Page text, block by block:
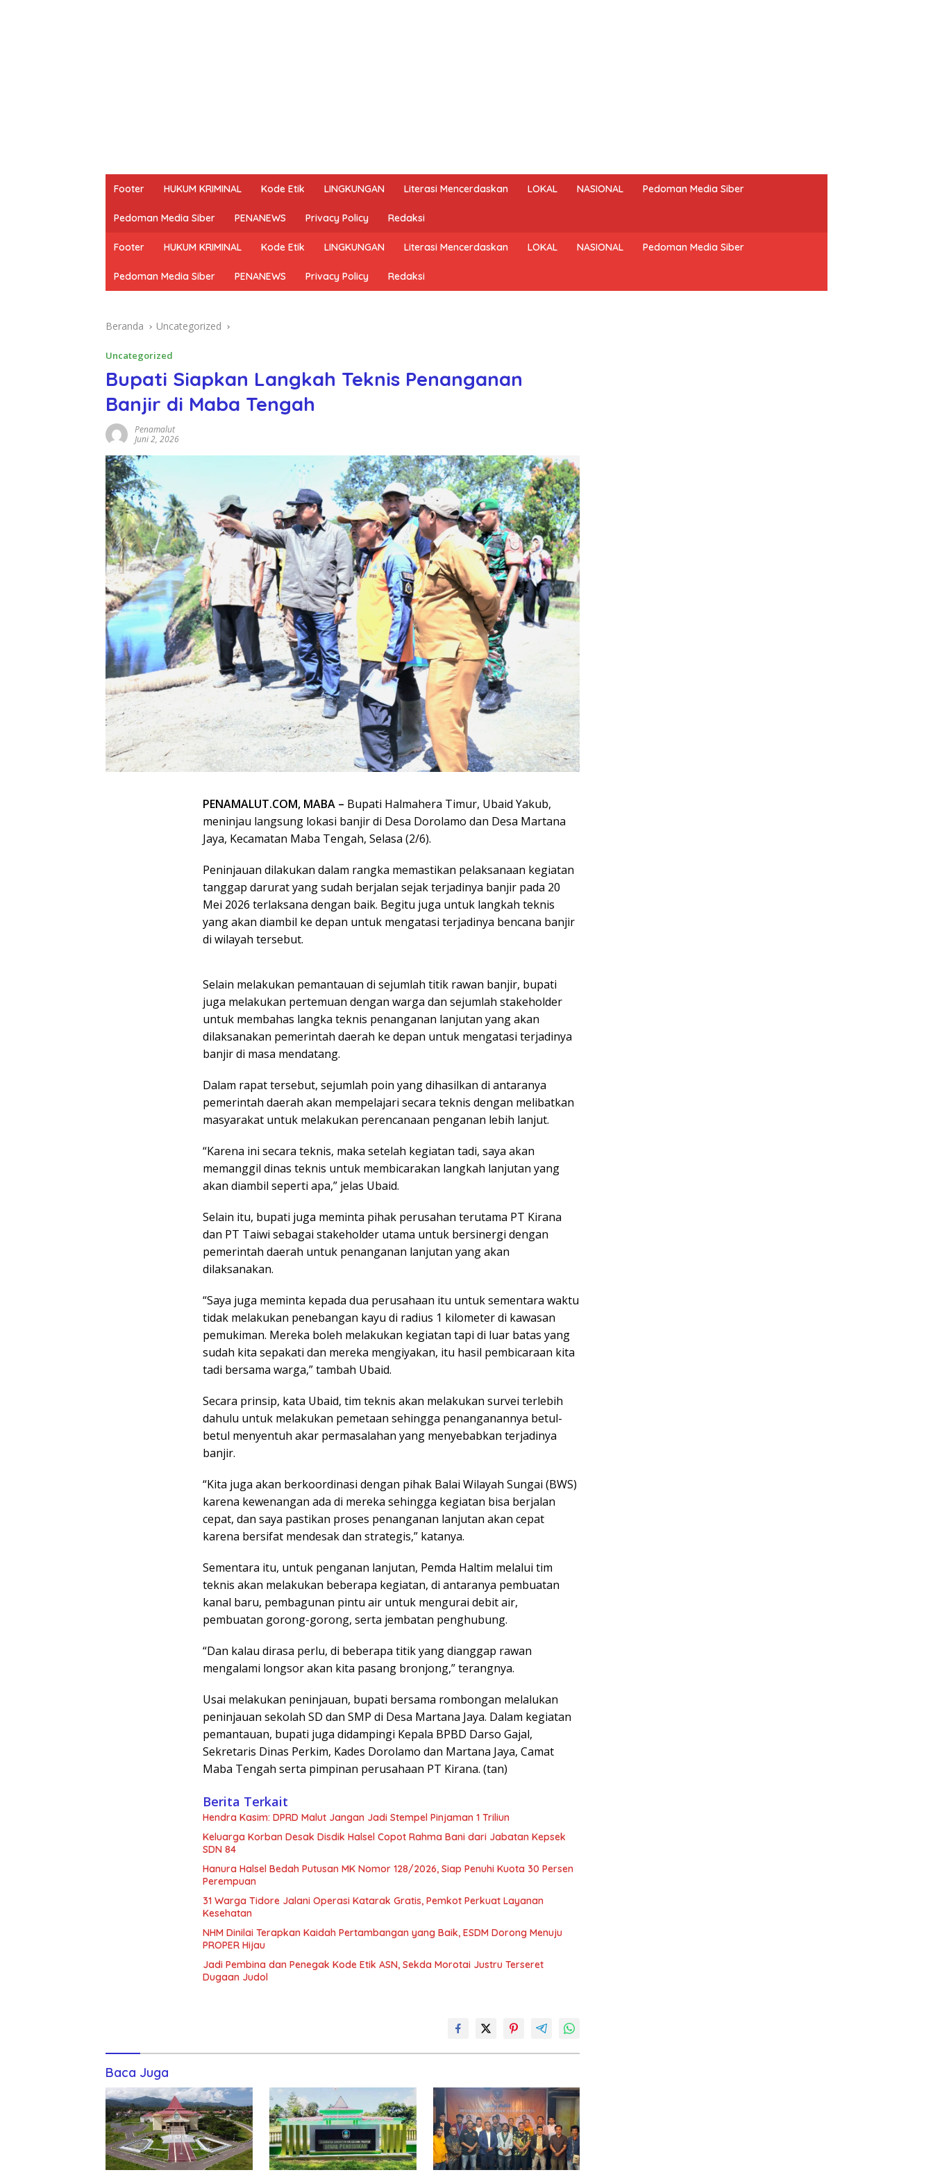
Footer HUKUM KRIMINAL Kode Etik LINGKUNGAN Literasi Mencerdaskan LOKAL NASIONAL Pedoman Media Siber
Pedoman Media Siber PENANEWS Privacy Policy Redaksi
Footer HUKUM KRIMINAL Kode Etik LINGKUNGAN Literasi Mencerdaskan LOKAL NASIONAL Pedoman Media Siber
Pedoman Media Siber PENANEWS Privacy Policy Redaksi
Beranda Uncategorized
Uncategorized
Bupati Siapkan Langkah Teknis Penanganan
Banjir di Maba Tengah
Penamalut
Juni 2, 2026
PENAMALUT.COM, MABA – Bupati Halmahera Timur, Ubaid Yakub,
meninjau langsung lokasi banjir di Desa Dorolamo dan Desa Martana
Jaya, Kecamatan Maba Tengah, Selasa (2/6).
Peninjauan dilakukan dalam rangka memastikan pelaksanaan kegiatan
tanggap darurat yang sudah berjalan sejak terjadinya banjir pada 20
Mei 2026 terlaksana dengan baik. Begitu juga untuk langkah teknis
yang akan diambil ke depan untuk mengatasi terjadinya bencana banjir
di wilayah tersebut.
Selain melakukan pemantauan di sejumlah titik rawan banjir, bupati
juga melakukan pertemuan dengan warga dan sejumlah stakeholder
untuk membahas langka teknis penanganan lanjutan yang akan
dilaksanakan pemerintah daerah ke depan untuk mengatasi terjadinya
banjir di masa mendatang.
Dalam rapat tersebut, sejumlah poin yang dihasilkan di antaranya
pemerintah daerah akan mempelajari secara teknis dengan melibatkan
masyarakat untuk melakukan perencanaan penganan lebih lanjut.
“Karena ini secara teknis, maka setelah kegiatan tadi, saya akan
memanggil dinas teknis untuk membicarakan langkah lanjutan yang
akan diambil seperti apa,” jelas Ubaid.
Selain itu, bupati juga meminta pihak perusahan terutama PT Kirana
dan PT Taiwi sebagai stakeholder utama untuk bersinergi dengan
pemerintah daerah untuk penanganan lanjutan yang akan
dilaksanakan.
“Saya juga meminta kepada dua perusahaan itu untuk sementara waktu
tidak melakukan penebangan kayu di radius 1 kilometer di kawasan
pemukiman. Mereka boleh melakukan kegiatan tapi di luar batas yang
sudah kita sepakati dan mereka mengiyakan, itu hasil pembicaraan kita
tadi bersama warga,” tambah Ubaid.
Secara prinsip, kata Ubaid, tim teknis akan melakukan survei terlebih
dahulu untuk melakukan pemetaan sehingga penanganannya betul-
betul menyentuh akar permasalahan yang menyebabkan terjadinya
banjir.
“Kita juga akan berkoordinasi dengan pihak Balai Wilayah Sungai (BWS)
karena kewenangan ada di mereka sehingga kegiatan bisa berjalan
cepat, dan saya pastikan proses penanganan lanjutan akan cepat
karena bersifat mendesak dan strategis,” katanya.
Sementara itu, untuk penganan lanjutan, Pemda Haltim melalui tim
teknis akan melakukan beberapa kegiatan, di antaranya pembuatan
kanal baru, pembagunan pintu air untuk mengurai debit air,
pembuatan gorong-gorong, serta jembatan penghubung.
“Dan kalau dirasa perlu, di beberapa titik yang dianggap rawan
mengalami longsor akan kita pasang bronjong,” terangnya.
Usai melakukan peninjauan, bupati bersama rombongan melalukan
peninjauan sekolah SD dan SMP di Desa Martana Jaya. Dalam kegiatan
pemantauan, bupati juga didampingi Kepala BPBD Darso Gajal,
Sekretaris Dinas Perkim, Kades Dorolamo dan Martana Jaya, Camat
Maba Tengah serta pimpinan perusahaan PT Kirana. (tan)
Berita Terkait
Hendra Kasim: DPRD Malut Jangan Jadi Stempel Pinjaman 1 Triliun
Keluarga Korban Desak Disdik Halsel Copot Rahma Bani dari Jabatan Kepsek
SDN 84
Hanura Halsel Bedah Putusan MK Nomor 128/2026, Siap Penuhi Kuota 30 Persen
Perempuan
31 Warga Tidore Jalani Operasi Katarak Gratis, Pemkot Perkuat Layanan
Kesehatan
NHM Dinilai Terapkan Kaidah Pertambangan yang Baik, ESDM Dorong Menuju
PROPER Hijau
Jadi Pembina dan Penegak Kode Etik ASN, Sekda Morotai Justru Terseret
Dugaan Judol
Baca Juga